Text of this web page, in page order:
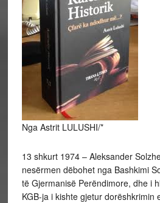
Nga Astrit LULUSHI/*
13 shkurt 1974 – Aleksander
nesërmen dëbohet nga Bashkimi
të Gjermanisë Perëndimore, dhe i
KGB-ja i kishte gjetur dorëshkrimin